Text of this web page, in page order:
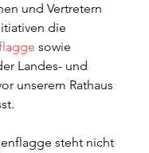
und Vertretern
die
sowie
Landes- und
unserem Rathaus
steht nicht